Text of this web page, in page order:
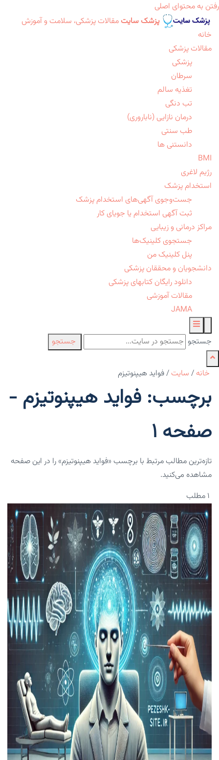
رفتن به محتوای اصلی
پزشک سایت مقالات پزشکی، سلامت و آموزش
خانه
مقالات پزشکی
پزشکی
سرطان
تغذیه سالم
تب دنگی
درمان نازایی (ناباروری)
طب سنتی
دانستنی ها
BMI
رژیم لاغری
استخدام پزشک
جست‌وجوی آگهی‌های استخدام پزشک
ثبت آگهی استخدام یا جویای کار
مراکز درمانی و زیبایی
جستجوی کلینیک‌ها
پنل کلینیک من
دانشجویان و محققان پزشکی
دانلود رایگان کتابهای پزشکی
مقالات آموزشی
JAMA
جستجو جستجو
خانه / سایت /فواید هیپنوتیزم
برچسب: فواید هیپنوتیزم -
صفحه 1
تازه‌ترین مطالب مرتبط با برچسب «فواید هیپنوتیزم» را در این صفحه
مشاهده می‌کنید.
۱ مطلب